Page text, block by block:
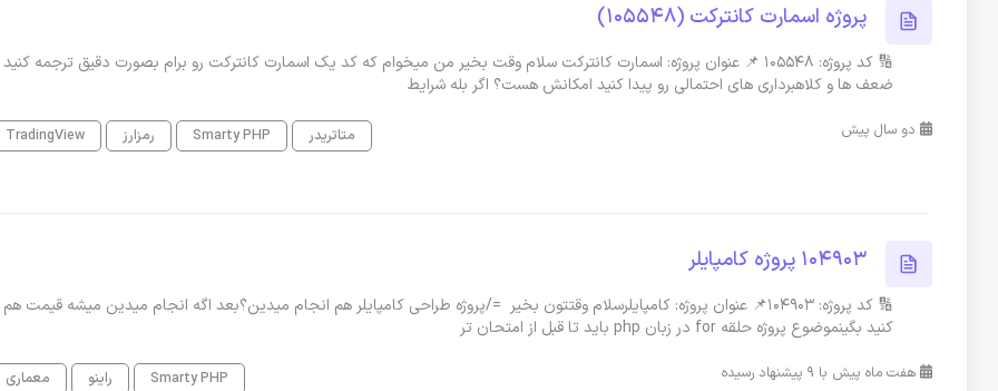
پروژه اسمارت کانترکت (105548)
🔢 کد پروژه: 105548 📌 عنوان پروژه: اسمارت کانترکت سلام وقت بخیر من میخوام که کد یک اسمارت کانترکت رو برام بصورت دقیق ترجمه
ضعف ها و کلاهبرداری های احتمالی رو پیدا کنید امکانش هست؟ اگر بله شرایط
دو سال پیش متاتریدر Smarty PHP رمزارز TradingView
104903 پروژه کامپایلر
🔢 کد پروژه: 104903📌 عنوان پروژه: کامپایلرسلام وقتتون بخیر =/پروژه طراحی کامپایلر هم انجام میدین؟بعد اگه انجام میدین میشه قیمت
کنید بگینموضوع پروژه حلقه for در زبان php باید تا قبل از امتحان تر
هفت ماه پیش با 9 پیشنهاد رسیده Smarty PHP راینو معماری